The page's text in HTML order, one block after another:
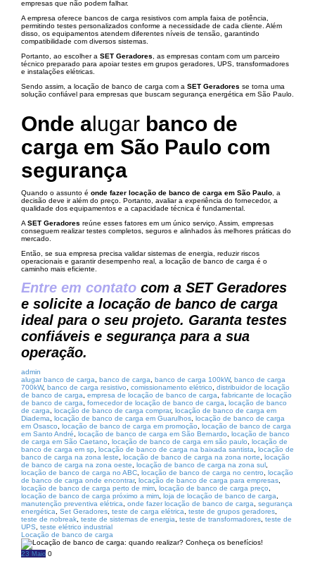
empresas que não podem falhar.
A empresa oferece bancos de carga resistivos com ampla faixa de potência,
permitindo testes personalizados conforme a necessidade de cada cliente. Além
disso, os equipamentos atendem diferentes níveis de tensão, garantindo
compatibilidade com diversos sistemas.
Portanto, ao escolher a SET Geradores , as empresas contam com um parceiro
técnico preparado para apoiar testes em grupos geradores, UPS, transformadores
e instalações elétricas.
Sendo assim, a locação de banco de carga com a SET Geradores se torna uma
solução confiável para empresas que buscam segurança energética em São Paulo.
Onde alugar banco de
carga em São Paulo com
segurança
Quando o assunto é onde fazer locação de banco de carga em São Paulo , a
decisão deve ir além do preço. Portanto, avaliar a experiência do fornecedor, a
qualidade dos equipamentos e a capacidade técnica é fundamental.
A SET Geradores reúne esses fatores em um único serviço. Assim, empresas
conseguem realizar testes completos, seguros e alinhados às melhores práticas do
mercado.
Então, se sua empresa precisa validar sistemas de energia, reduzir riscos
operacionais e garantir desempenho real, a locação de banco de carga é o
caminho mais eficiente.
Entre em contato com a SET Geradores
e solicite a locação de banco de carga
ideal para o seu projeto. Garanta testes
confiáveis e segurança para a sua
operação.
admin
alugar banco de carga
banco de carga banco de carga 100kW, banco de carga
700kW, banco de carga resistivo comissionamento elétrico
distribuidor de locação
de banco de carga
empresa de locação de banco de carga
fabricante de locação
de banco de carga
fornecedor de locação de banco de carga
locação de banco
de carga
locação de banco de carga comprar, locação de banco de carga em
Diadema
locação de banco de carga em Guarulhos locação de banco de carga
em Osasco
locação de banco de carga em promoção
locação de banco de carga
em Santo André
locação de banco de carga em São Bernardo
locação de banco
de carga em São Caetano
locação de banco de carga em são paulo
locação de
banco de carga em sp
locação de banco de carga na baixada santista
locação de
banco de carga na zona leste
locação de banco de carga na zona norte
locação
de banco de carga na zona oeste
locação de banco de carga na zona sul
locação de banco de carga no ABC locação de banco de carga no centro
locação
de banco de carga onde encontrar, locação de banco de carga para empresas
locação de banco de carga perto de mim locação de banco de carga preço
locação de banco de carga próximo a mim loja de locação de banco de carga
manutenção preventiva elétrica
onde fazer locação de banco de carga
segurança
energética
Set Geradores teste de carga elétrica teste de grupos geradores
teste de nobreak teste de sistemas de energia teste de transformadores teste de
UPS
teste elétrico industrial
Locação de banco de carga
23 Maio 0